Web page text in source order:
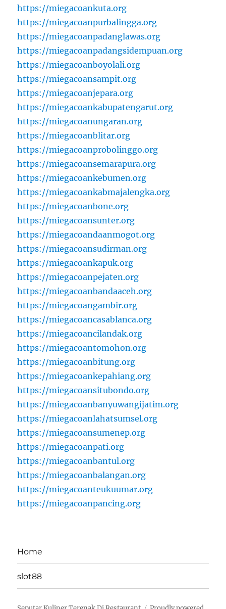
https://miegacoankuta.org
https://miegacoanpurbalingga.org
https://miegacoanpadanglawas.org
https://miegacoanpadangsidempuan.org
https://miegacoanboyolali.org
https://miegacoansampit.org
https://miegacoanjepara.org
https://miegacoankabupatengarut.org
https://miegacoanungaran.org
https://miegacoanblitar.org
https://miegacoanprobolinggo.org
https://miegacoansemarapura.org
https://miegacoankebumen.org
https://miegacoankabmajalengka.org
https://miegacoanbone.org
https://miegacoansunter.org
https://miegacoandaanmogot.org
https://miegacoansudirman.org
https://miegacoankapuk.org
https://miegacoanpejaten.org
https://miegacoanbandaaceh.org
https://miegacoangambir.org
https://miegacoancasablanca.org
https://miegacoancilandak.org
https://miegacoantomohon.org
https://miegacoanbitung.org
https://miegacoankepahiang.org
https://miegacoansitubondo.org
https://miegacoanbanyuwangijatim.org
https://miegacoanlahatsumsel.org
https://miegacoansumenep.org
https://miegacoanpati.org
https://miegacoanbantul.org
https://miegacoanbalangan.org
https://miegacoanteukuumar.org
https://miegacoanpancing.org
Home
slot88